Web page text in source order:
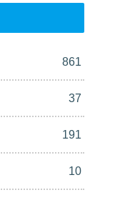
861
37
191
10